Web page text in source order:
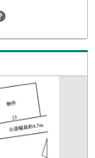
約70％という多
族そろってご来
後6時30分 （定
い合わせがスム
をタッチ！もし